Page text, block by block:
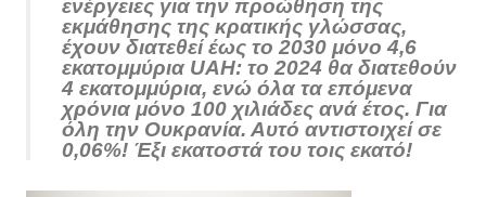
ενέργειες για την προώθηση της
εκμάθησης της κρατικής γλώσσας,
έχουν διατεθεί έως το 2030 μόνο 4,6
εκατομμύρια UAH: το 2024 θα διατεθούν
4 εκατομμύρια, ενώ όλα τα επόμενα
χρόνια μόνο 100 χιλιάδες ανά έτος. Για
όλη την Ουκρανία. Αυτό αντιστοιχεί σε
0,06%! Έξι εκατοστά του τοις εκατό!